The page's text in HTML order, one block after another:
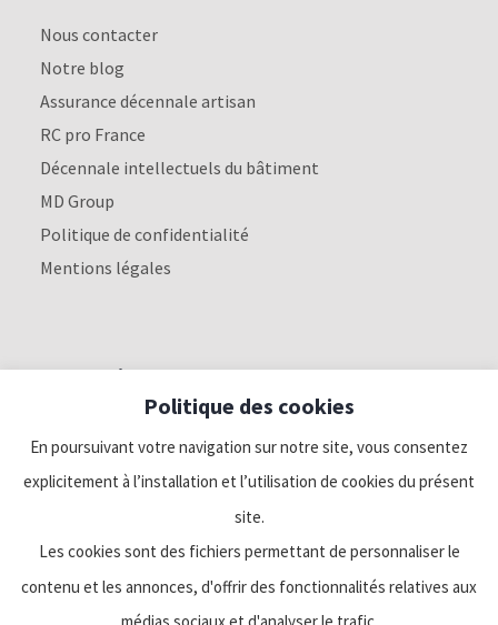
Nous contacter
Notre blog
Assurance décennale artisan
RC pro France
Décennale intellectuels du bâtiment
MD Group
Politique de confidentialité
Mentions légales
Nous suivre
Linkedin
Twitter
Politique des cookies
En poursuivant votre navigation sur notre site, vous consentez
explicitement à l’installation et l’utilisation de cookies du présent
site.
Les cookies sont des fichiers permettant de personnaliser le
contenu et les annonces, d'offrir des fonctionnalités relatives aux